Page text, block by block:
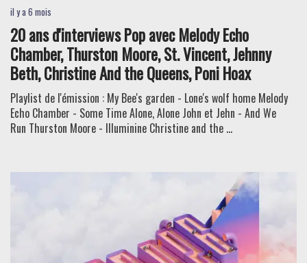
il y a 6 mois
20 ans d'interviews Pop avec Melody Echo
Chamber, Thurston Moore, St. Vincent, Jehnny
Beth, Christine And the Queens, Poni Hoax
Playlist de l'émission : My Bee's garden - Lone's wolf home Melody
Echo Chamber - Some Time Alone, Alone John et Jehn - And We
Run Thurston Moore - Illuminine Christine and the ...